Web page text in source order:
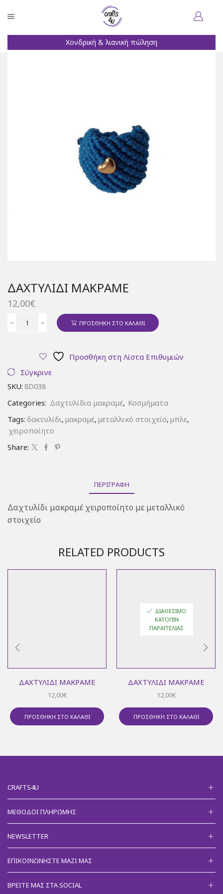
Χονδρική & λιανική πώληση
ΔΑΧΤΥΛΊΔΙ ΜΑΚΡΑΜΈ
12,00€
Δαχτυλίδι
ΠΡΟΣΘΉΚΗ ΣΤΟ ΚΑΛΆΘΙ
Προσθήκη στη Λίστα Επιθυμιών
Σύγκρινε
SKU: 8D038
Categories: Δαχτυλίδια μακραμέ, Κοσμήματα
Tags: δακτυλίδι, μακραμέ, μεταλλικό στοιχείο, μπλε,
χειροποίητο
Share:
ΠΕΡΙΓΡΑΦΉ
Δαχτυλίδι μακραμέ χειροποίητο με μεταλλικό
στοιχείο
RELATED PRODUCTS
ΔΑΧΤΥΛΊΔΙ ΜΑΚΡΑΜΈ
12,00€
ΠΡΟΣΘΉΚΗ ΣΤΟ ΚΑΛΆΘΙ
ΔΙΑΘΈΣΙΜΟ
ΚΑΤΌΠΙΝ
ΠΑΡΑΓΓΕΛΊΑΣ
ΔΑΧΤΥΛΊΔΙ ΜΑΚΡΑΜΈ
12,00€
ΠΡΟΣΘΉΚΗ ΣΤΟ ΚΑΛΆΘΙ
CRAFTS4U
ΜΈΘΟΔΟΙ ΠΛΗΡΩΜΉΣ
NEWSLETTER
ΕΠΙΚΟΙΝΩΝΉΣΤΕ ΜΑΖΊ ΜΑΣ
ΒΡΕΊΤΕ ΜΑΣ ΣΤΑ SOCIAL